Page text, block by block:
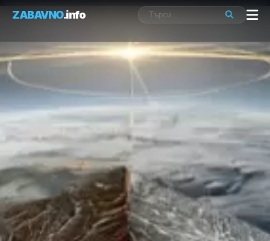
ZABAVNO.info